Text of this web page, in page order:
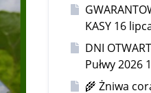
KASY 16
DNI
Pułwy 2026
🌾 Żniwa